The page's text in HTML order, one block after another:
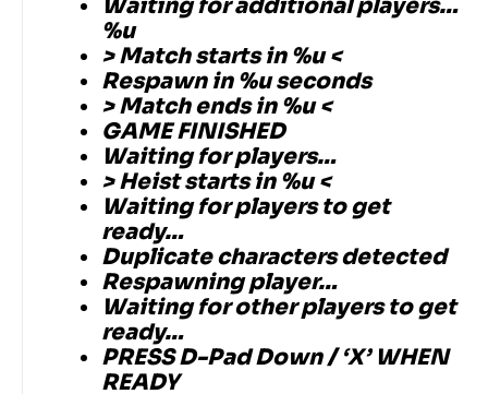
Waiting for additional players…
%u
> Match starts in %u <
Respawn in %u seconds
> Match ends in %u <
GAME FINISHED
Waiting for players…
> Heist starts in %u <
Waiting for players to get
ready…
Duplicate characters detected
Respawning player…
Waiting for other players to get
ready…
PRESS D-Pad Down / ‘X’ WHEN
READY